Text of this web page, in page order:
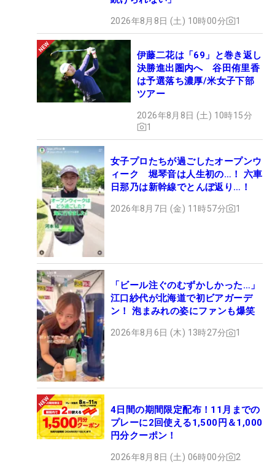
2026年8月8日 (土) 10時00分 1
伊藤二花は「69」と巻き返し
決勝進出圏内へ 谷田侑里香
は予選落ち濃厚/米女子下部
ツアー
2026年8月8日 (土) 10時15分
1
女子プロたちが過ごしたオープンウ
ィーク 堀琴音は人生初の…！ 六車
日那乃は新幹線でとんぼ返り…！
2026年8月7日 (金) 11時57分 1
「ビール注ぐのむずかしかった…」
江口紗代が北海道で初ビアガーデ
ン！ 泡まみれの姿にファンも爆笑
2026年8月6日 (木) 13時27分 1
4日間の期間限定配布！11月までの
プレーに2回使える1,500円＆1,000
円分クーポン！
2026年8月8日 (土) 06時00分 2